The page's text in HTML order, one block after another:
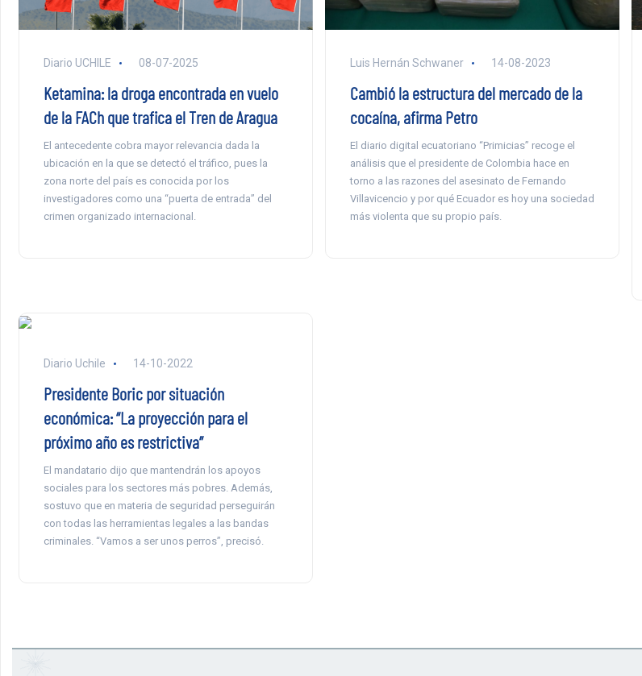
Diario UCHILE 08-07-2025
Ketamina: la droga encontrada en vuelo
de la FACh que trafica el Tren de Aragua
El antecedente cobra mayor relevancia dada la
ubicación en la que se detectó el tráfico, pues la
zona norte del país es conocida por los
investigadores como una “puerta de entrada” del
crimen organizado internacional.
Luis Hernán Schwaner 14-08-2023
Cambió la estructura del mercado de la
cocaína, afirma Petro
El diario digital ecuatoriano “Primicias” recoge el
análisis que el presidente de Colombia hace en
torno a las razones del asesinato de Fernando
Villavicencio y por qué Ecuador es hoy una sociedad
más violenta que su propio país.
Diario Uchile 14-10-2022
Presidente Boric por situación
económica: “La proyección para el
próximo año es restrictiva”
El mandatario dijo que mantendrán los apoyos
sociales para los sectores más pobres. Además,
sostuvo que en materia de seguridad perseguirán
con todas las herramientas legales a las bandas
criminales. “Vamos a ser unos perros”, precisó.